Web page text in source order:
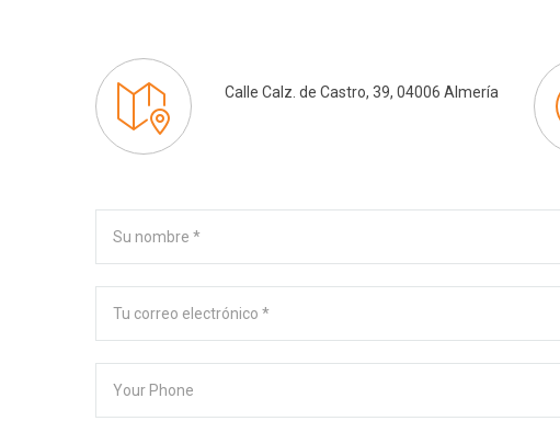
Calle Calz. de Castro, 39, 04006 Almería